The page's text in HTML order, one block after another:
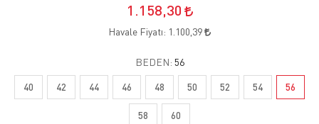
1.158,30
Havale Fiyatı: 1.100,39
BEDEN: 56
40 42 44 46 48 50 52 54 56
58 60